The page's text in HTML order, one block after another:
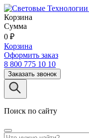
Корзина
Сумма
0 ₽
Корзина
Оформить заказ
8 800 775 10 10
Заказать звонок
Поиск по сайту